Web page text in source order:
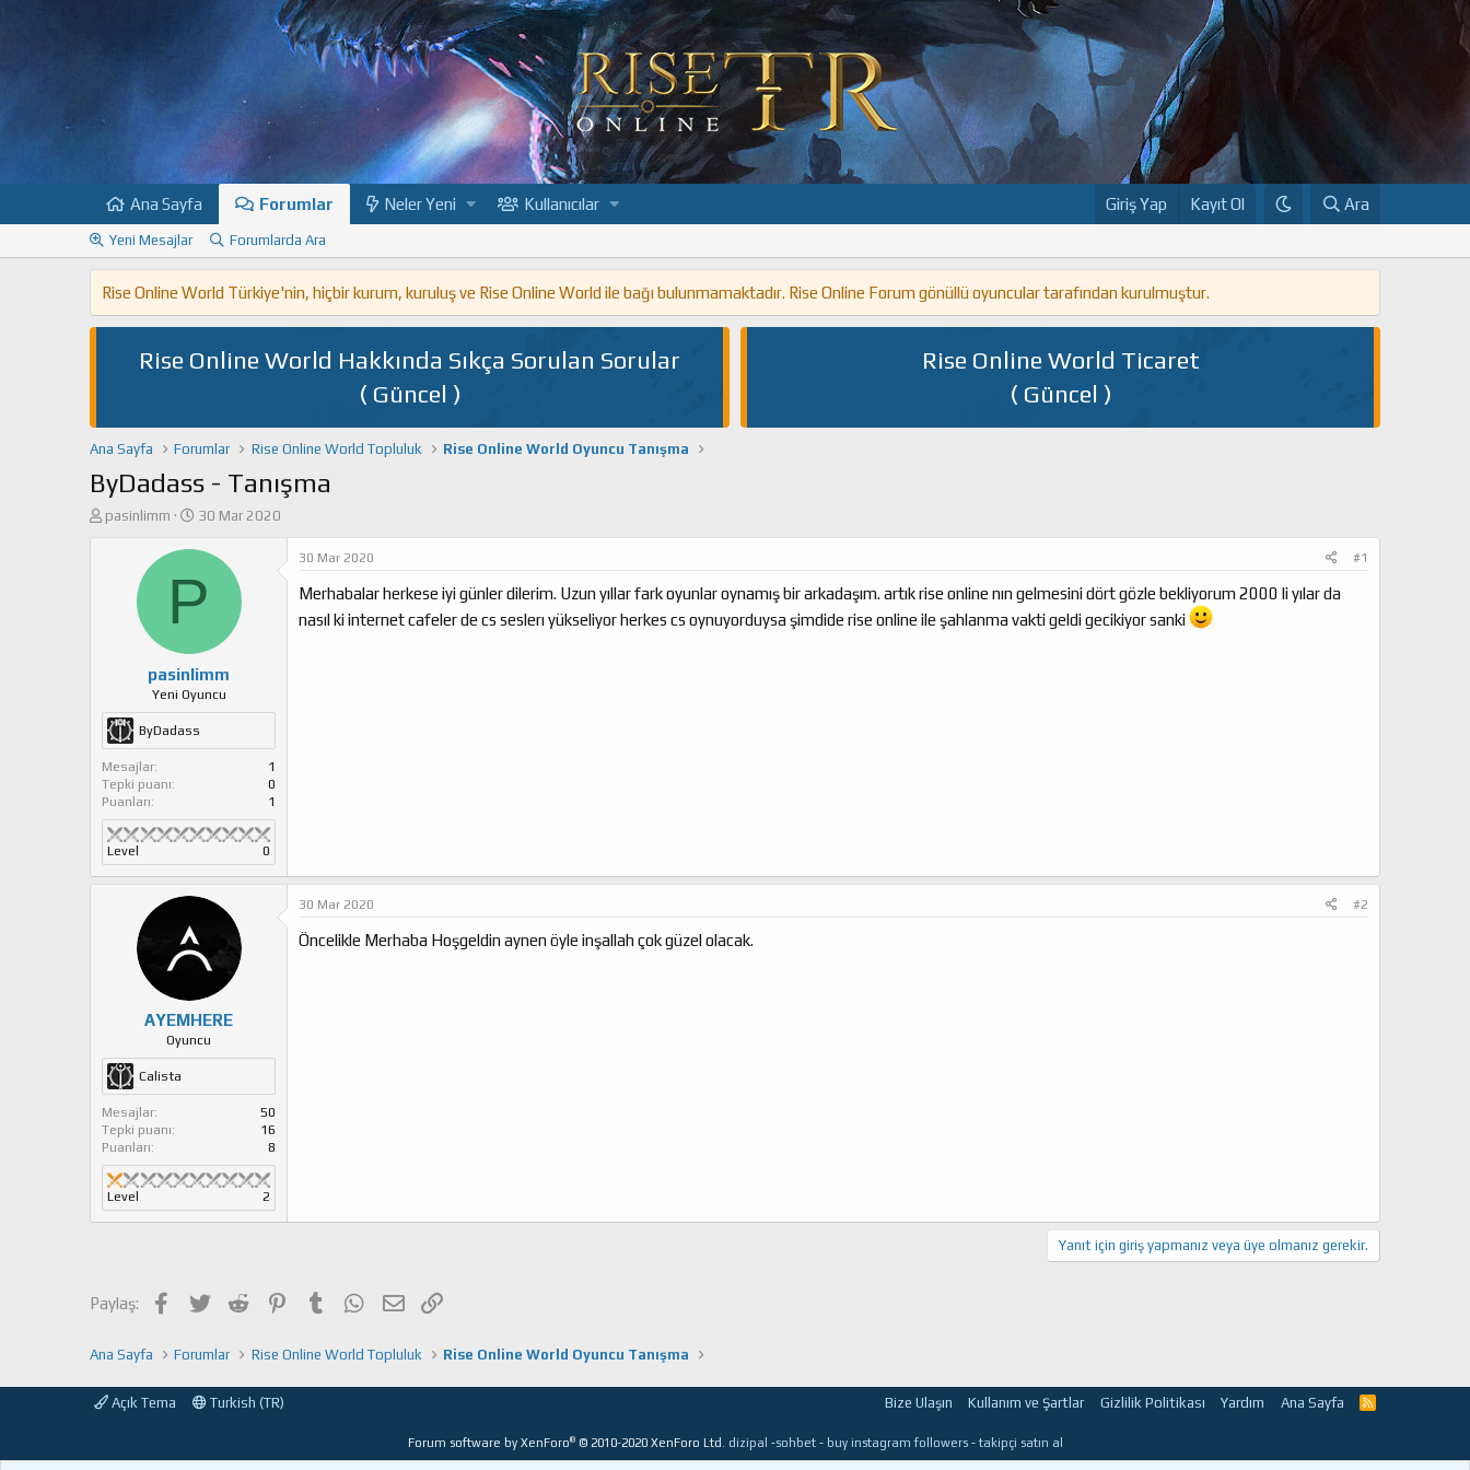
Ana Sayfa Forumlar Neler Yeni Kullanıcılar Giriş Yap Kayıt Ol Ara
Yeni Mesajlar Forumlarda Ara
Rise Online World Türkiye'nin, hiçbir kurum, kuruluş ve Rise Online World ile bağı bulunmamaktadır. Rise Online Forum gönüllü oyuncular tarafından kurulmuştur.
Rise Online World Hakkında Sıkça Sorulan Sorular
( Güncel )
Rise Online World Ticaret
( Güncel )
Ana Sayfa Forumlar Rise Online World Topluluk Rise Online World Oyuncu Tanışma
ByDadass - Tanışma
K
a
t
a
n
pasinlimm
B
ş
a
ı
ç
t
a
r
i
30 Mar 2020
P
pasinlimm
Yeni Oyuncu
ByDadass
Mesajlar
1
Tepki puanı
0
Puanları
1
Level 0
30 Mar 2020 #1
Merhabalar herkese iyi günler dilerim. Uzun yıllar fark oyunlar oynamış bir arkadaşım. artık rise online nın gelmesini dört gözle bekliyorum 2000 li yılar da
nasıl ki internet cafeler de cs seslerı yükseliyor herkes cs oynuyorduysa şimdide rise online ile şahlanma vakti geldi gecikiyor sanki
AYEMHERE
Oyuncu
Calista
Mesajlar
50
Tepki puanı
16
Puanları
8
Level 2
30 Mar 2020 #2
Öncelikle Merhaba Hoşgeldin aynen öyle inşallah çok güzel olacak.
Yanıt için giriş yapmanız veya üye olmanız gerekir.
Paylaş: Facebook
TwitterReddit PinterestTumblr WhatsApp
E-postaLink
Ana Sayfa Forumlar Rise Online World Topluluk Rise Online World Oyuncu Tanışma
Açık Tema Turkish (TR) Bize Ulaşın Kullanım ve Şartlar Gizlilik Politikası Yardım Ana Sayfa
R
Forum software by XenForo® © 2010-2020 XenForo Ltd. dizipal -sohbet- buy instagram followers-takipçi satın al